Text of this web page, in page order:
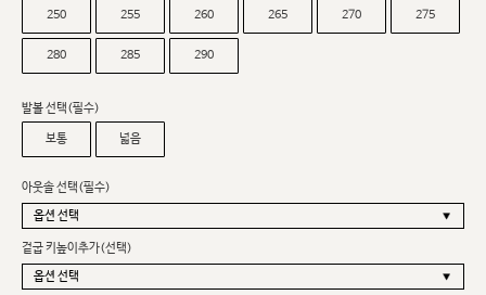
250 255 260 265 270 275
280 285 290
발볼 선택(필수)
보통 넓음
아웃솔 선택(필수)
겉굽 키높이추가(선택)